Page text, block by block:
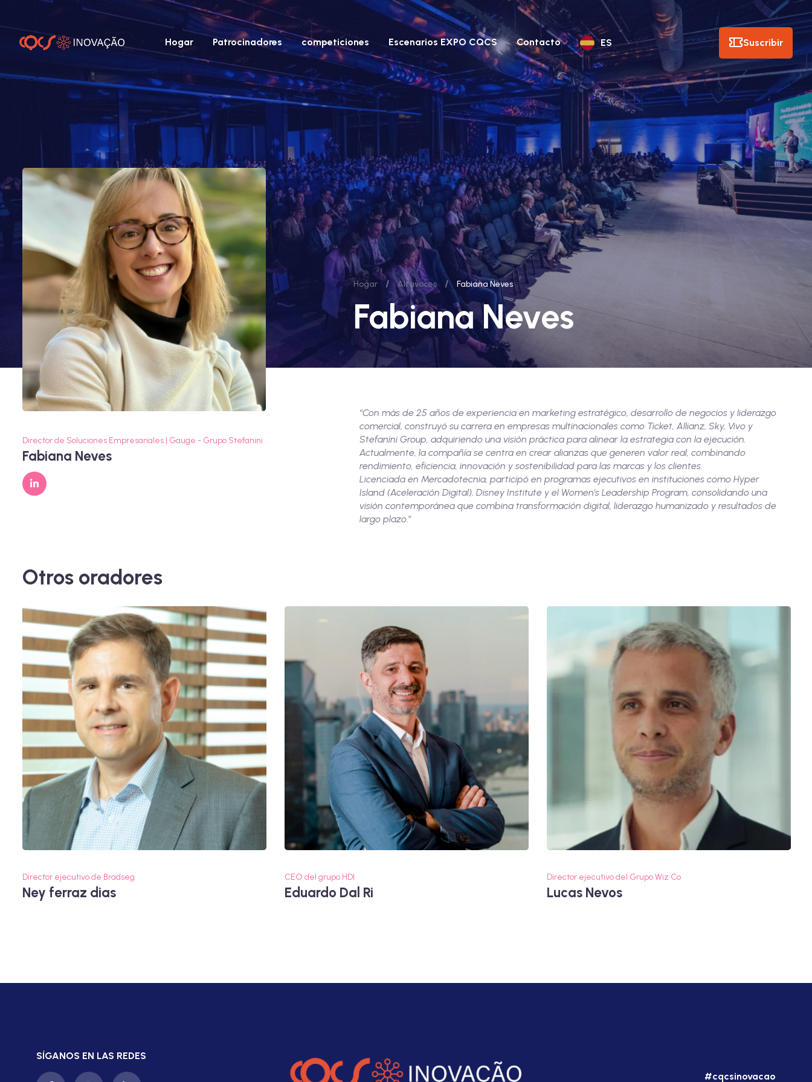
Hogar Patrocinadores competiciones Escenarios EXPO CQCS Contacto ES Suscribir
Hogar / Altavoces / Fabiana Neves
Fabiana Neves
Director de Soluciones Empresariales | Gauge - Grupo Stefanini
Fabiana Neves
“Con más de 25 años de experiencia en marketing estratégico, desarrollo de negocios y liderazgo
comercial, construyó su carrera en empresas multinacionales como Ticket, Allianz, Sky, Vivo y
Stefanini Group, adquiriendo una visión práctica para alinear la estrategia con la ejecución.
Actualmente, la compañía se centra en crear alianzas que generen valor real, combinando
rendimiento, eficiencia, innovación y sostenibilidad para las marcas y los clientes.
Licenciada en Mercadotecnia, participó en programas ejecutivos en instituciones como Hyper
Island (Aceleración Digital), Disney Institute y el Women's Leadership Program, consolidando una
visión contemporánea que combina transformación digital, liderazgo humanizado y resultados de
largo plazo.”
Otros oradores
Director ejecutivo de Bradseg
Ney ferraz dias
CEO del grupo HDI
Eduardo Dal Ri
Director ejecutivo del Grupo Wiz Co
Lucas Nevos
SÍGANOS EN LAS REDES
#cqcsinovacao